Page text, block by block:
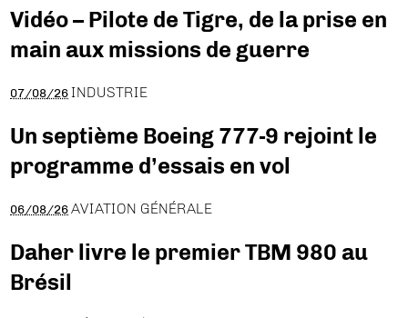
Vidéo – Pilote de Tigre, de la prise en
main aux missions de guerre
07/08/26 INDUSTRIE
Un septième Boeing 777-9 rejoint le
programme d’essais en vol
06/08/26 AVIATION GÉNÉRALE
Daher livre le premier TBM 980 au
Brésil